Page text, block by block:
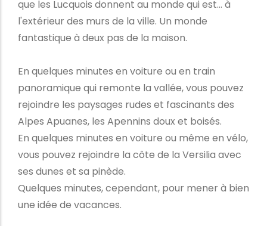
que les Lucquois donnent au monde qui est... à
l'extérieur des murs de la ville. Un monde
fantastique à deux pas de la maison.
En quelques minutes en voiture ou en train
panoramique qui remonte la vallée, vous pouvez
rejoindre les paysages rudes et fascinants des
Alpes Apuanes, les Apennins doux et boisés.
En quelques minutes en voiture ou même en vélo,
vous pouvez rejoindre la côte de la Versilia avec
ses dunes et sa pinède.
Quelques minutes, cependant, pour mener à bien
une idée de vacances.